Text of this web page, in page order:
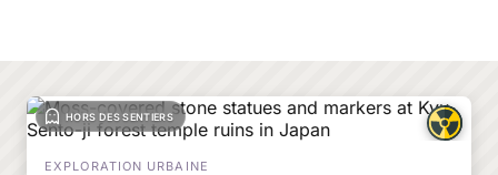
HORS DES SENTIERS
EXPLORATION URBAINE